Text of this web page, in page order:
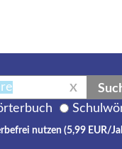
X
nutzen (5,99 EUR/